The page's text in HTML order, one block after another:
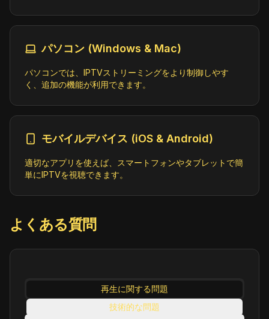
https://jmp2.uk/plu-6452c77ed3fdde000
Education;Kids
https://c.mjh.nz/abc-me.m3u8
https://c.mjh.nz/abc-kids.m3u8
https://strhls.streamakaci.tv/ortb/or
tb2-multi/playlist.m3u8
パソコン (Windows & Mac)
パソコンでは、IPTVストリーミングをより制御しやす
く、追加の機能が利用できます。
モバイルデバイス (iOS & Android)
適切なアプリを使えば、スマートフォンやタブレットで簡
単にIPTVを視聴できます。
よくある質問
再生に関する問題
技術的な問題